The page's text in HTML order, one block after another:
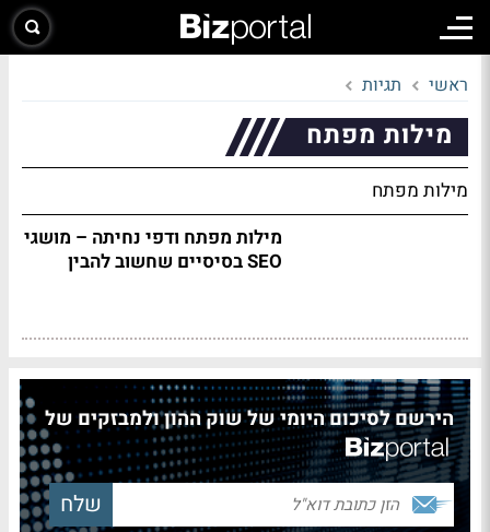
ראשי תגיות
מילות מפתח
מילות מפתח
מילות מפתח ודפי נחיתה – מושגי
SEO בסיסיים שחשוב להבין
הירשם לסיכום היומי של שוק ההון ולמבזקים של